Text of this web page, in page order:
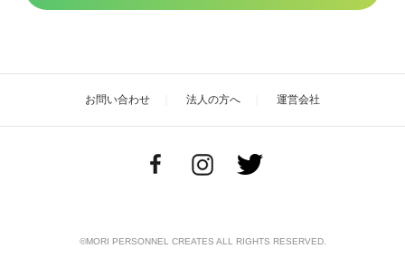
お問い合わせ 法人の方へ 運営会社
©MORI PERSONNEL CREATES ALL RIGHTS RESERVED.